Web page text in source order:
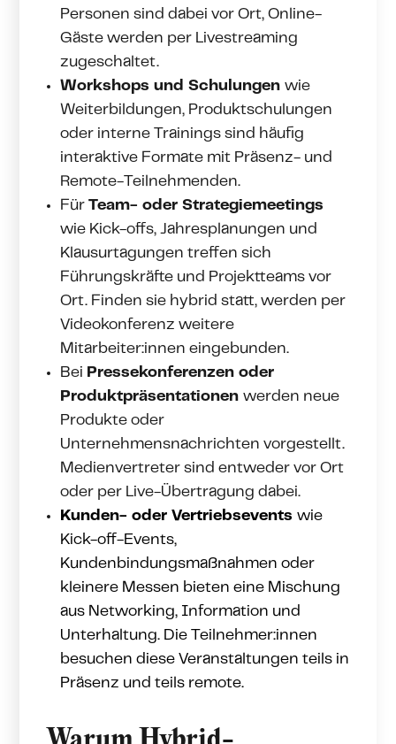
Personen sind dabei vor Ort, Online-
Gäste werden per Livestreaming
zugeschaltet.
Workshops und Schulungenwie
Weiterbildungen, Produktschulungen
oder interne Trainings sind häufig
interaktive Formate mit Präsenz- und
Remote-Teilnehmenden.
FürTeam- oder Strategiemeetings
wie Kick-offs, Jahresplanungen und
Klausurtagungen treffen sich
Führungskräfte und Projektteams vor
Ort. Finden sie hybrid statt, werden per
Videokonferenz weitere
Mitarbeiter:innen eingebunden.
Bei Pressekonferenzen oder
Produktpräsentationenwerden neue
Produkte oder
Unternehmensnachrichten vorgestellt.
Medienvertreter sind entweder vor Ort
oder per Live-Übertragung dabei.
Kunden- oder Vertriebseventswie
Kick-off-Events,
Kundenbindungsmaßnahmen oder
kleinere Messen bieten eine Mischung
aus Networking, Information und
Unterhaltung. Die Teilnehmer:innen
besuchen diese Veranstaltungen teils in
Präsenz und teils remote.